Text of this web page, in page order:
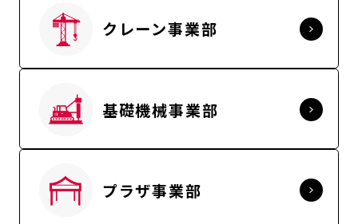
クレーン事業部
基礎機械事業部
プラザ事業部